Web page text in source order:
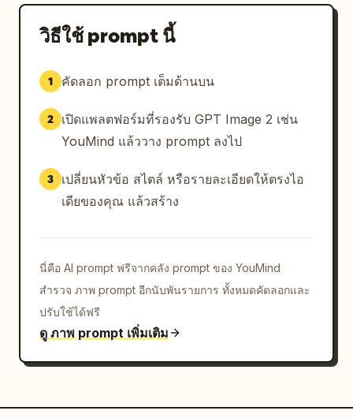
วิธีใช้ prompt นี้
1 คัดลอก prompt เต็มด้านบน
2
เปิดแพลตฟอร์มที่รองรับ GPT Image 2 เช่น
YouMind แล้ววาง prompt ลงไป
3
เปลี่ยนหัวข้อ สไตล์ หรือรายละเอียดให้ตรงไอ
เดียของคุณ แล้วสร้าง
นี่คือ AI prompt ฟรีจากคลัง prompt ของ YouMind
สำรวจ ภาพ prompt อีกนับพันรายการ ทั้งหมดคัดลอกและ
ปรับใช้ได้ฟรี
ดู ภาพ prompt เพิ่มเติม